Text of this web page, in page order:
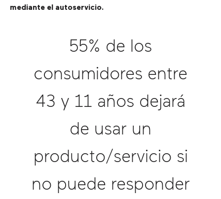
mediante el autoservicio.
55% de los
consumidores entre
43 y 11 años dejará
de usar un
producto/servicio si
no puede responder